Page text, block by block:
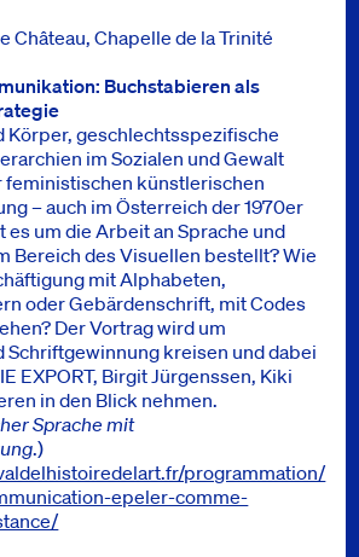
Château, Chapelle de la Trinité
Buchstabieren als
Körper, geschlechtsspezifische
im Sozialen und Gewalt
feministischen künstlerischen
– auch im Österreich der 1970er
es um die Arbeit an Sprache und
Bereich des Visuellen bestellt? Wie
mit Alphabeten,
oder Gebärdenschrift, mit Codes
Der Vortrag wird um
Schriftgewinnung kreisen und dabei
EXPORT, Birgit Jürgenssen, Kiki
in den Blick nehmen.
Sprache mit
.)
programmation/
epeler-comme-